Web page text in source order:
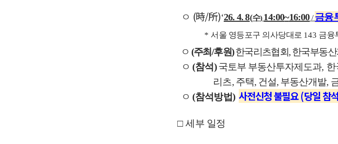
ㅇ (時/所)‘26. 4. 8(수) 14:00~16:00/금융
* 서울 영등포구 의사당대로 143 금융
ㅇ (주최/후원)한국리츠협회,한국부동
ㅇ (참석) 국토부 부동산투자제도과, 한
리츠, 주택, 건설, 부동산개발,
ㅇ (참석방법) 사전신청 불필요 (당일 참
□ 세부 일정